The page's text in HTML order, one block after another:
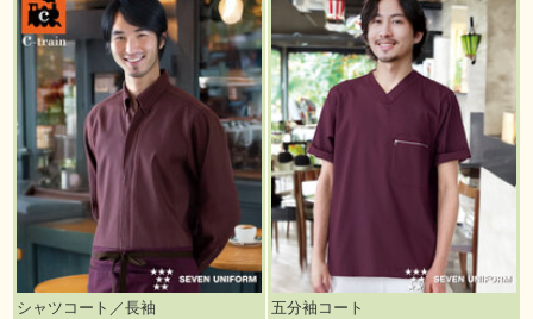
シャツコート／長袖
五分袖コート